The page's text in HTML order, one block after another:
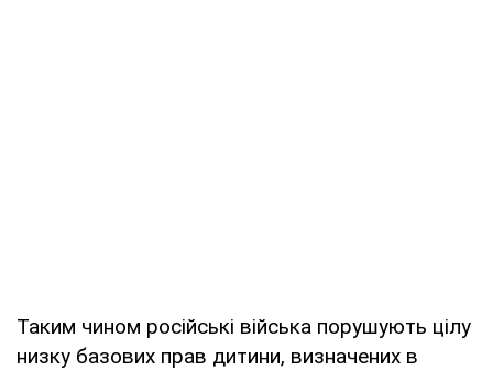
Таким чином російські війська порушують цілу
низку базових прав дитини, визначених в